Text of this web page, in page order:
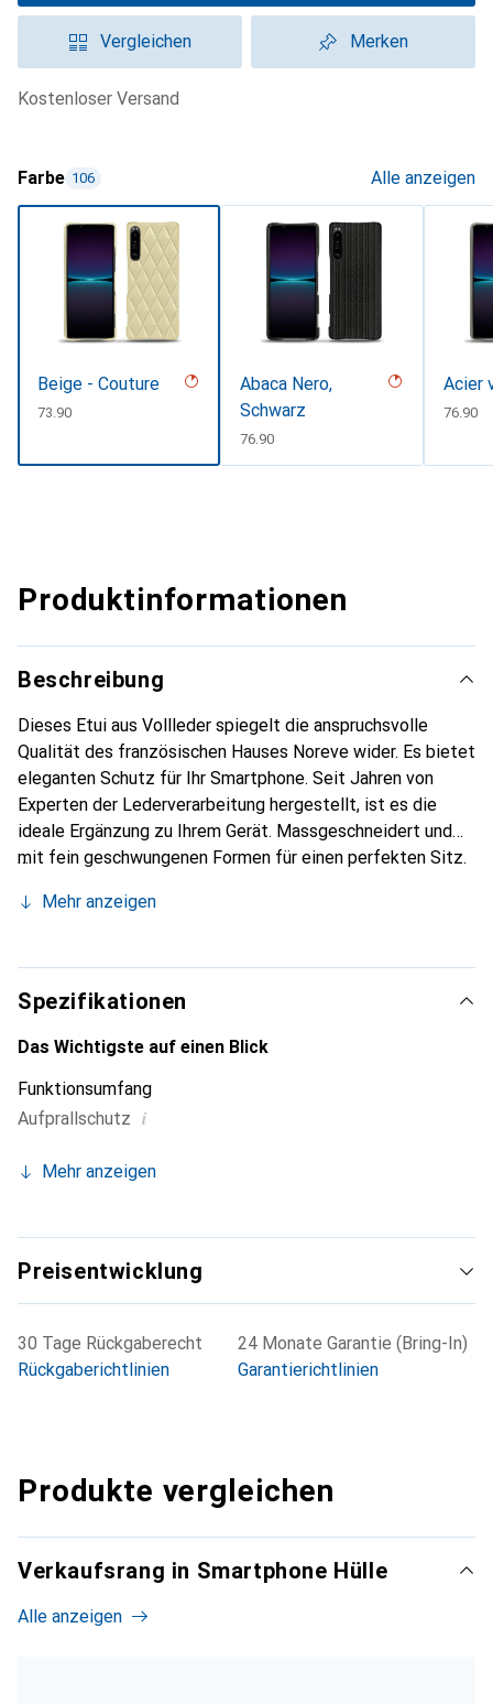
Vergleichen Merken
kostenloser Versand
Farbe 106 Alle anzeigen
Beige - Couture
CHF
73.90
Abaca Nero,
Schwarz
CHF
76.90
Acier
CHF
76.90
Produktinformationen
Beschreibung
Dieses Etui aus Vollleder spiegelt die anspruchsvolle
Qualität des französischen Hauses Noreve wider. Es bietet
eleganten Schutz für Ihr Smartphone. Seit Jahren von
Experten der Lederverarbeitung hergestellt, ist es die
ideale Ergänzung zu Ihrem Gerät. Massgeschneidert und
mit fein geschwungenen Formen für einen perfekten Sitz.
Smartphone. Die Marke Noreve ist international für ihre
für den anspruchsvollen Kunden.
Mehr anzeigen
Spezifikationen
Das Wichtigste auf einen Blick
Funktionsumfang
Aufprallschutz i
Mehr anzeigen
Preisentwicklung
30 Tage Rückgaberecht
Rückgaberichtlinien
24 Monate Garantie (Bring-In)
Garantierichtlinien
Produkte vergleichen
Verkaufsrang in Smartphone Hülle
Alle anzeigen